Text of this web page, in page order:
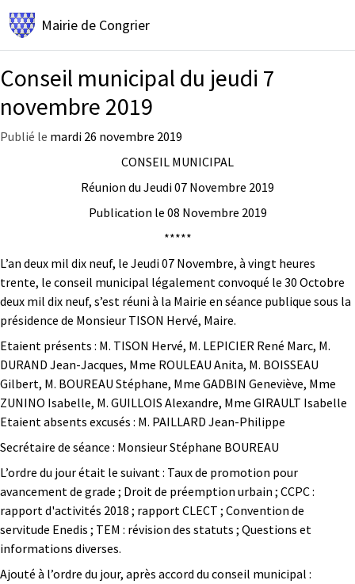
Mairie de Congrier
Conseil municipal du jeudi 7
novembre 2019
Publié le mardi 26 novembre 2019
CONSEIL MUNICIPAL
Réunion du Jeudi 07 Novembre 2019
Publication le 08 Novembre 2019
*****
L’an deux mil dix neuf, le Jeudi 07 Novembre, à vingt heures
trente, le conseil municipal légalement convoqué le 30 Octobre
deux mil dix neuf, s’est réuni à la Mairie en séance publique sous la
présidence de Monsieur TISON Hervé, Maire.
Etaient présents : M. TISON Hervé, M. LEPICIER René Marc, M.
DURAND Jean-Jacques, Mme ROULEAU Anita, M. BOISSEAU
Gilbert, M. BOUREAU Stéphane, Mme GADBIN Geneviève, Mme
ZUNINO Isabelle, M. GUILLOIS Alexandre, Mme GIRAULT Isabelle
Etaient absents excusés : M. PAILLARD Jean-Philippe
Secrétaire de séance : Monsieur Stéphane BOUREAU
L’ordre du jour était le suivant : Taux de promotion pour
avancement de grade ; Droit de préemption urbain ; CCPC :
rapport d'activités 2018 ; rapport CLECT ; Convention de
servitude Enedis ; TEM : révision des statuts ; Questions et
informations diverses.
Ajouté à l’ordre du jour, après accord du conseil municipal :